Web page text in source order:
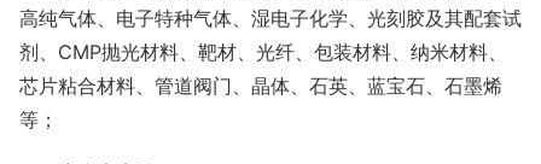
高纯气体、电子特种气体、湿电子化学、光刻胶及其配套试
剂、 CMP抛光材料、靶材、光纤、包装材料、纳米材料、
芯片粘合材料、管道阀门、晶体、石英、蓝宝石、石墨烯
等；